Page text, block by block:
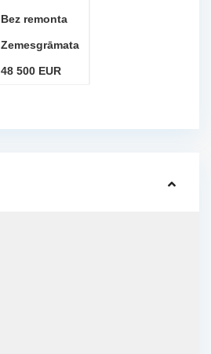
Bez remonta
Zemesgrāmata
48 500 EUR